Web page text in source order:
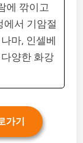
에 깎이고
에서 기암절
마, 인셀베
양한 화강
가기